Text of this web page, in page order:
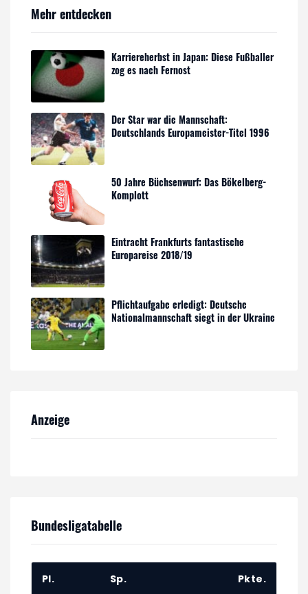
Mehr entdecken
Karriereherbst in Japan: Diese Fußballer
zog es nach Fernost
Der Star war die Mannschaft:
Deutschlands Europameister-Titel 1996
50 Jahre Büchsenwurf: Das Bökelberg-
Komplott
Eintracht Frankfurts fantastische
Europareise 2018/19
Pflichtaufgabe erledigt: Deutsche
Nationalmannschaft siegt in der Ukraine
Anzeige
Bundesligatabelle
Pl. Sp. Pkte.